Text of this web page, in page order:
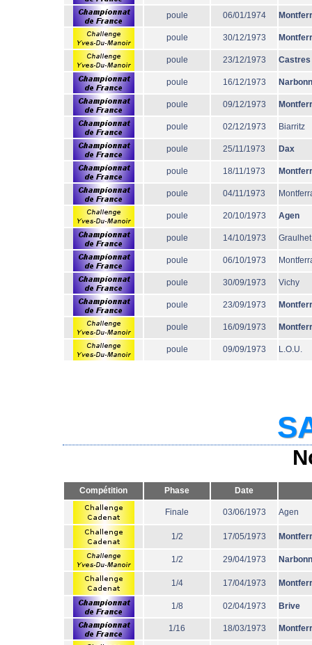
poule 06/01/1974
poule 30/12/1973
poule 23/12/1973 Castres
poule 16/12/1973
poule 09/12/1973
poule 02/12/1973 Biarritz
poule 25/11/1973 Dax
poule 18/11/1973
poule 04/11/1973
poule 20/10/1973 Agen
poule 14/10/1973 Graulhet
poule 06/10/1973
poule 30/09/1973 Vichy
poule 23/09/1973
poule 16/09/1973
poule 09/09/1973 L.O.U.
Compétition Phase Date
Finale 03/06/1973 Agen
1/2 17/05/1973
1/2 29/04/1973
1/4 17/04/1973
1/8 02/04/1973 Brive
1/16 18/03/1973